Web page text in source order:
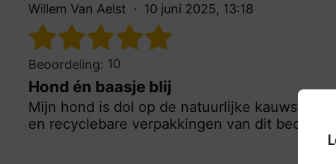
Willem Van Aelst 10 juni 2025, 13:18
Beoordeling: 10
Hond én baasje blij
Mijn hond is dol op de natuurlijke
en recyclebare verpakkingen van dit bedrijf